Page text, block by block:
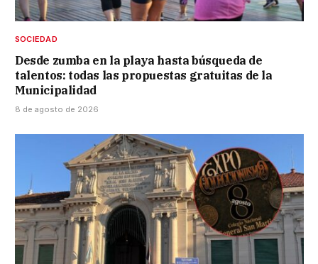
SOCIEDAD
Desde zumba en la playa hasta búsqueda de
talentos: todas las propuestas gratuitas de la
Municipalidad
8 de agosto de 2026